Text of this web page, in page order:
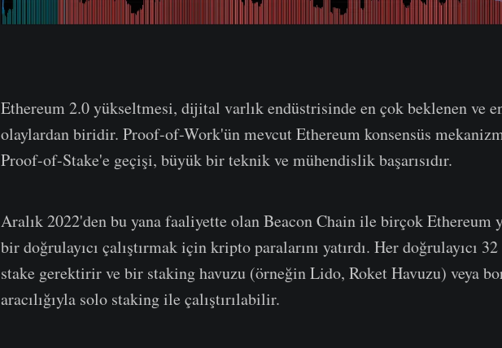
Ethereum 2.0 yükseltmesi, dijital varlık endüstrisinde en çok beklenen ve
olaylardan biridir. Proof-of-Work'ün mevcut Ethereum konsensüs
Proof-of-Stake'e geçişi, büyük bir teknik ve mühendislik başarısıdır.
Aralık 2022'den bu yana faaliyette olan Beacon Chain ile birçok Ethereum
bir doğrulayıcı çalıştırmak için kripto paralarını yatırdı. Her doğrulayıcı
stake gerektirir ve bir staking havuzu (örneğin Lido, Roket Havuzu) veya
aracılığıyla solo staking ile çalıştırılabilir.